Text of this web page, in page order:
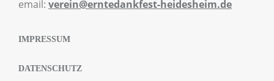
email: verein@erntedankfest-heidesheim.de
IMPRESSUM
DATENSCHUTZ